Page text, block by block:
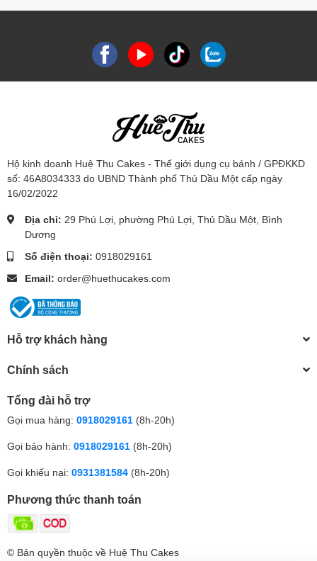
Hộ kinh doanh Huệ Thu Cakes - Thế giới dụng cụ bánh / GPĐKKD
số: 46A8034333 do UBND Thành phố Thủ Dầu Một cấp ngày
16/02/2022
Địa chỉ: 29 Phú Lợi, phường Phú Lợi, Thủ Dầu Một, Bình
Dương
Số điện thoại: 0918029161
Email: order@huethucakes.com
Hỗ trợ khách hàng
Chính sách
Tổng đài hỗ trợ
Gọi mua hàng: 0918029161 (8h-20h)
Gọi bảo hành: 0918029161 (8h-20h)
Gọi khiếu nại: 0931381584 (8h-20h)
Phương thức thanh toán
© Bản quyền thuộc về Huệ Thu Cakes